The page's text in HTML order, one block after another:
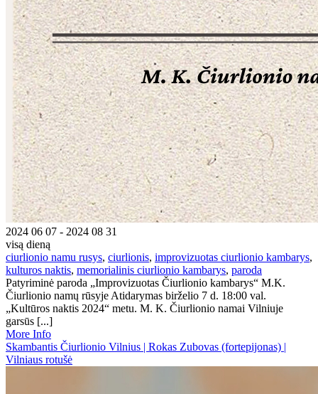
2024 06 07 - 2024 08 31
visą dieną
ciurlionio namu rusys, ciurlionis, improvizuotas ciurlionio kambarys,
kulturos naktis, memorialinis ciurlionio kambarys, paroda
Patyriminė paroda „Improvizuotas Čiurlionio kambarys“ M.K.
Čiurlionio namų rūsyje Atidarymas birželio 7 d. 18:00 val.
„Kultūros naktis 2024“ metu. M. K. Čiurlionio namai Vilniuje
garsūs [...]
More Info
Skambantis Čiurlionio Vilnius | Rokas Zubovas (fortepijonas) |
Vilniaus rotušė